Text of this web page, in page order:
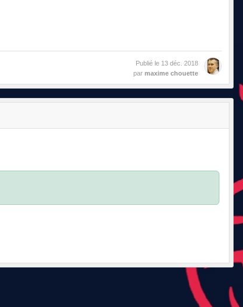
Publié le 13 déc. 2018
par maxime chouette